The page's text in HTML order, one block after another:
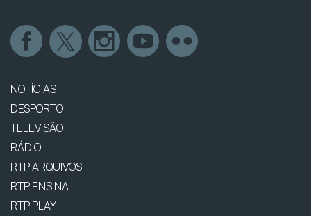
NOTÍCIAS
DESPORTO
TELEVISÃO
RÁDIO
RTP ARQUIVOS
RTP ENSINA
RTP PLAY